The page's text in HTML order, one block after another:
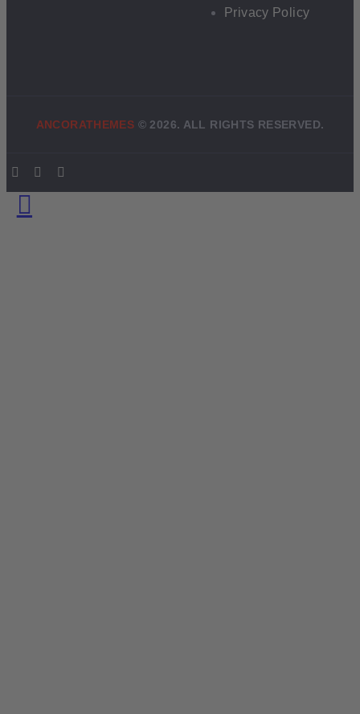
Privacy Policy
ANCORATHEMES © 2026. ALL RIGHTS RESERVED.